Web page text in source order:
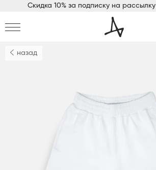
Скидка 10% за подписку на рассылку
назад